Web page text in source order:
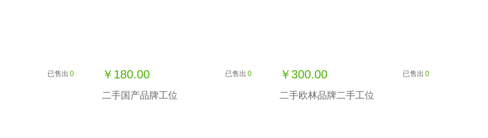
已售出 0 ￥180.00 已售出 0
二手国产品牌工位
￥300.00 已售出 0
二手欧林品牌二手工位